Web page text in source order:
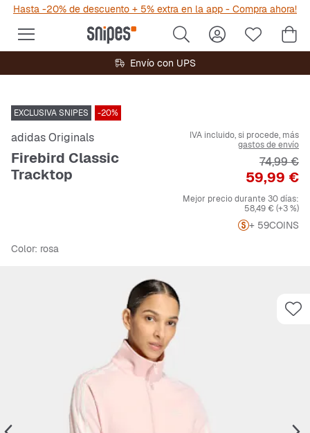
Hasta -20% de descuento + 5% extra en la app - Compra ahora!
Envío con UPS
EXCLUSIVA SNIPES -20%
adidas Originals
Firebird Classic
Tracktop
IVA incluido, si procede, más
gastos de envío
Precio
59,99 €
Precio
74,99 €
Mejor precio durante 30 días:
58,49 € (+3 %)
+ 59COINS
Color: rosa